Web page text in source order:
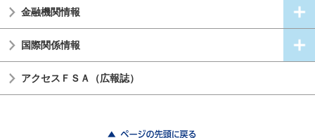
金融機関情報
国際関係情報
アクセスＦＳＡ（広報誌）